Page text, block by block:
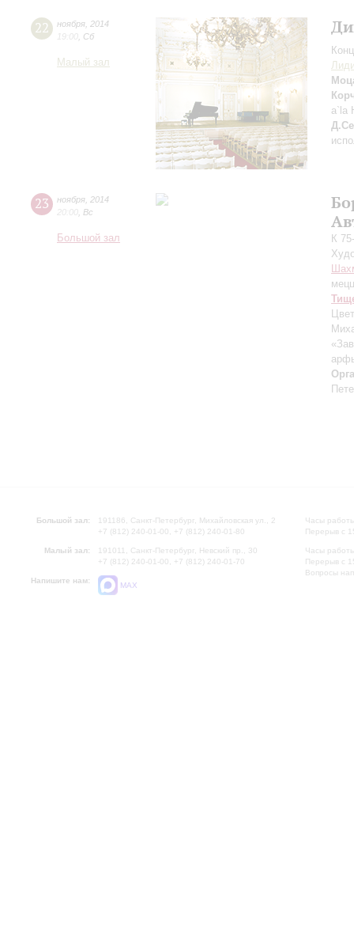
22 ноября 2014
19:00 Сб
Малый зал
a`la
23 ноября 2014
20:00 Вс
Большой зал
К
Большой зал:
191186, Санкт-Петербург, Михайловская ул., 2
+7 (812) 240-01-00, +7 (812) 240-01-80
Малый зал:
191011, Санкт-Петербург, Невский пр., 30
+7 (812) 240-01-00, +7 (812) 240-01-70
Напишите нам:
MAX
Часы
Перерыв с
Часы
Перерыв с
Вопросы